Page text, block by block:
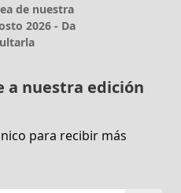
de nuestra
2026 - Da
a nuestra edición
para recibir más